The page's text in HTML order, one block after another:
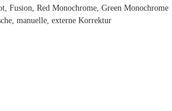
Fusion, Red Monochrome, Green Monochrome
manuelle, externe Korrektur